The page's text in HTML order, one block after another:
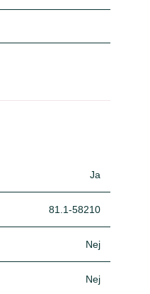
Ja
81.1-58210
Nej
Nej